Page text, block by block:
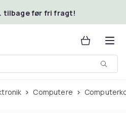
tilbage før fri fragt!
Computere